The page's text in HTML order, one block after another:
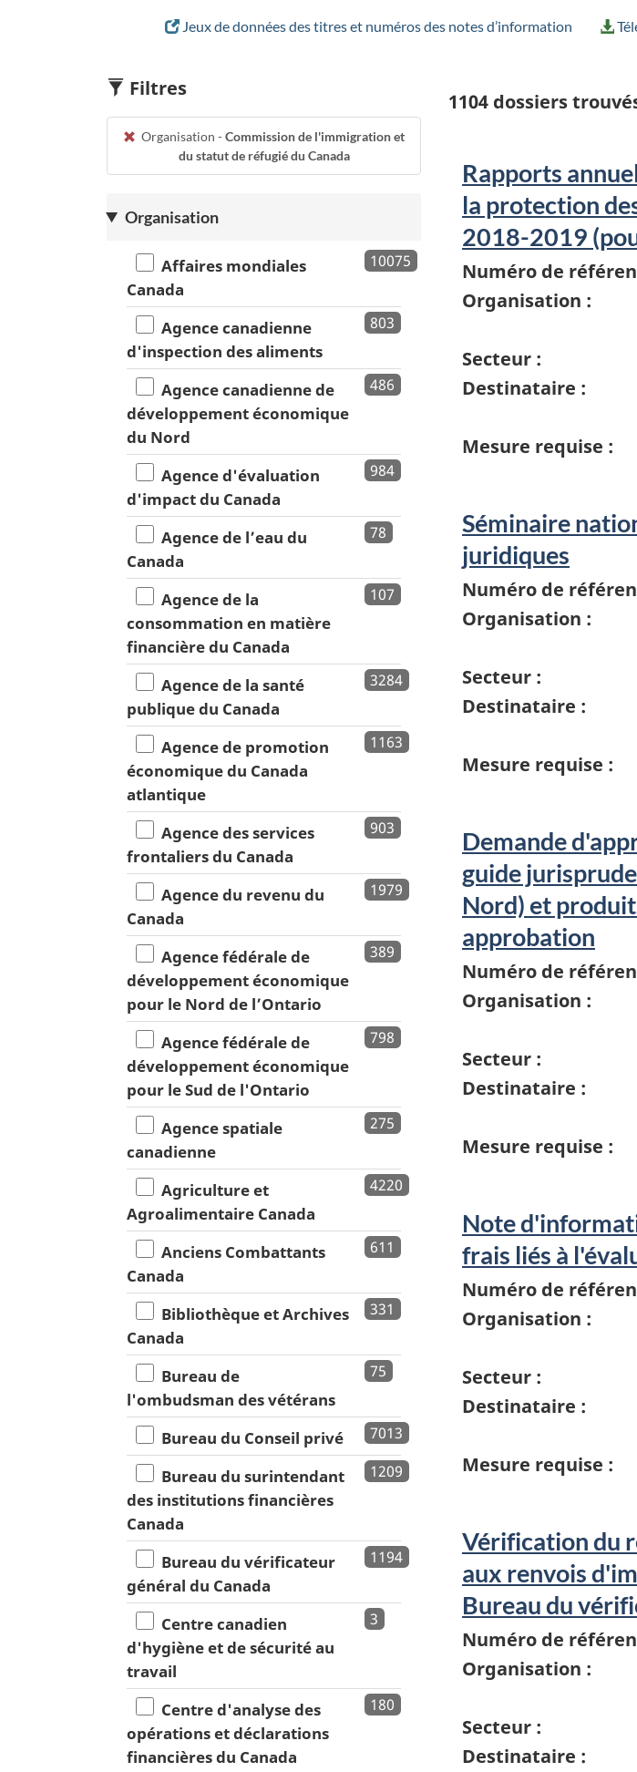
Jeux de données des titres et numéros des notes d’information
1104 dossiers
Rapports
la protection
2018-2019
Numéro de
Organisation :
Secteur :
Destinataire :
Mesure requise :
Séminaire
juridiques
Numéro de
Organisation :
Secteur :
Destinataire :
Mesure requise :
Demande
guide
Nord) et
approbation
Numéro de
Organisation :
Secteur :
Destinataire :
Mesure requise :
Note
frais liés à
Numéro de
Organisation :
Secteur :
Destinataire :
Mesure requise :
Vérification du
aux renvois
Bureau du
Numéro de
Organisation :
Secteur :
Destinataire :
Filtres
Organisation -Commission de l'immigration et
du statut de réfugié du Canada
Organisation
Affaires mondiales
Canada
10075
Agence canadienne
d'inspection des aliments
803
Agence canadienne de
développement économique
du Nord
486
Agence d'évaluation
d'impact du Canada
984
Agence de l’eau du
Canada
78
Agence de la
consommation en matière
financière du Canada
107
Agence de la santé
publique du Canada
3284
Agence de promotion
économique du Canada
atlantique
1163
Agence des services
frontaliers du Canada
903
Agence du revenu du
Canada
1979
Agence fédérale de
développement économique
pour le Nord de l’Ontario
389
Agence fédérale de
développement économique
pour le Sud de l'Ontario
798
Agence spatiale
canadienne
275
Agriculture et
Agroalimentaire Canada
4220
Anciens Combattants
Canada
611
Bibliothèque et Archives
Canada
331
Bureau de
l'ombudsman des vétérans
75
Bureau du Conseil privé 7013
Bureau du surintendant
des institutions financières
Canada
1209
Bureau du vérificateur
général du Canada
1194
Centre canadien
d'hygiène et de sécurité au
travail
3
Centre d'analyse des
opérations et déclarations
financières du Canada
180